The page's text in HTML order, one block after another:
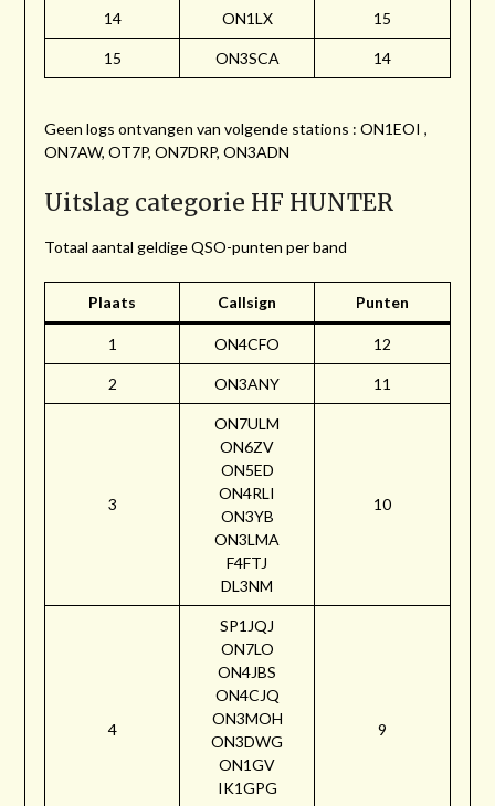
14 ON1LX 15
15 ON3SCA 14
Geen logs ontvangen van volgende stations : ON1EOI ,
ON7AW, OT7P, ON7DRP, ON3ADN
Uitslag categorie HF HUNTER
Totaal aantal geldige QSO-punten per band
Plaats Callsign Punten
1 ON4CFO 12
2 ON3ANY 11
3
ON7ULM
ON6ZV
ON5ED
ON4RLI
ON3YB
ON3LMA
F4FTJ
DL3NM
10
4
SP1JQJ
ON7LO
ON4JBS
ON4CJQ
ON3MOH
ON3DWG
ON1GV
IK1GPG
9